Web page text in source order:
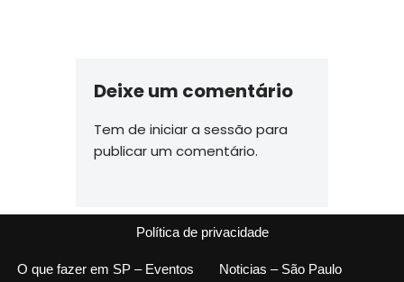
Deixe um comentário
Tem de iniciar a sessão para
publicar um comentário.
Política de privacidade
O que fazer em SP – Eventos
Noticias – São Paulo